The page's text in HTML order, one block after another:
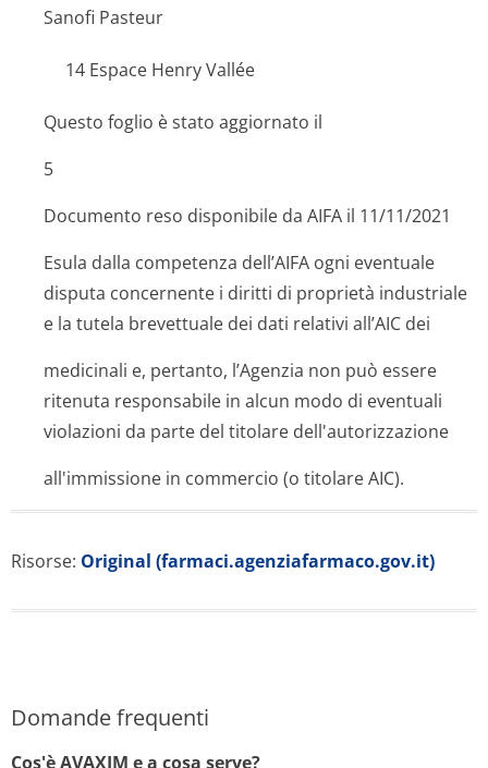
Sanofi Pasteur
14 Espace Henry Vallée
Questo foglio è stato aggiornato il
5
Documento reso disponibile da AIFA il 11/11/2021
Esula dalla competenza dell’AIFA ogni eventuale
disputa concernente i diritti di proprietà industriale
e la tutela brevettuale dei dati relativi all’AIC dei
medicinali e, pertanto, l’Agenzia non può essere
ritenuta responsabile in alcun modo di eventuali
violazioni da parte del titolare dell'autorizza­zione
all'immissione in commercio (o titolare AIC).
Risorse: Original (farmaci.agenziafarmaco.gov.it)
Domande frequenti
Cos'è AVAXIM e a cosa serve?